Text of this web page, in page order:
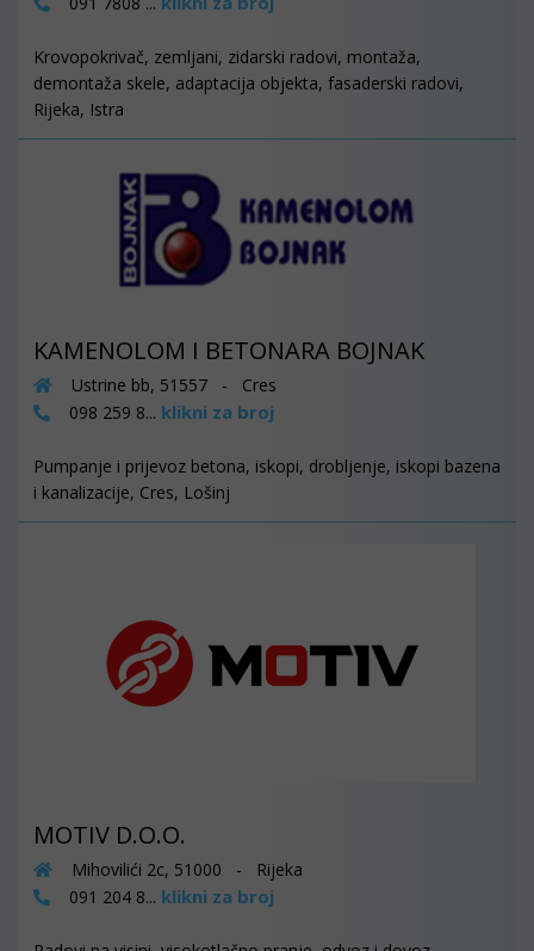
Krovopokrivač, zemljani, zidarski radovi, montaža,
demontaža skele, adaptacija objekta, fasaderski radovi,
Rijeka, Istra
KAMENOLOM I BETONARA BOJNAK
Ustrine bb, 51557 - Cres
098 259 8... klikni za broj
Pumpanje i prijevoz betona, iskopi, drobljenje, iskopi bazena
i kanalizacije, Cres, Lošinj
MOTIV D.O.O.
Mihovilići 2c, 51000 - Rijeka
091 204 8... klikni za broj